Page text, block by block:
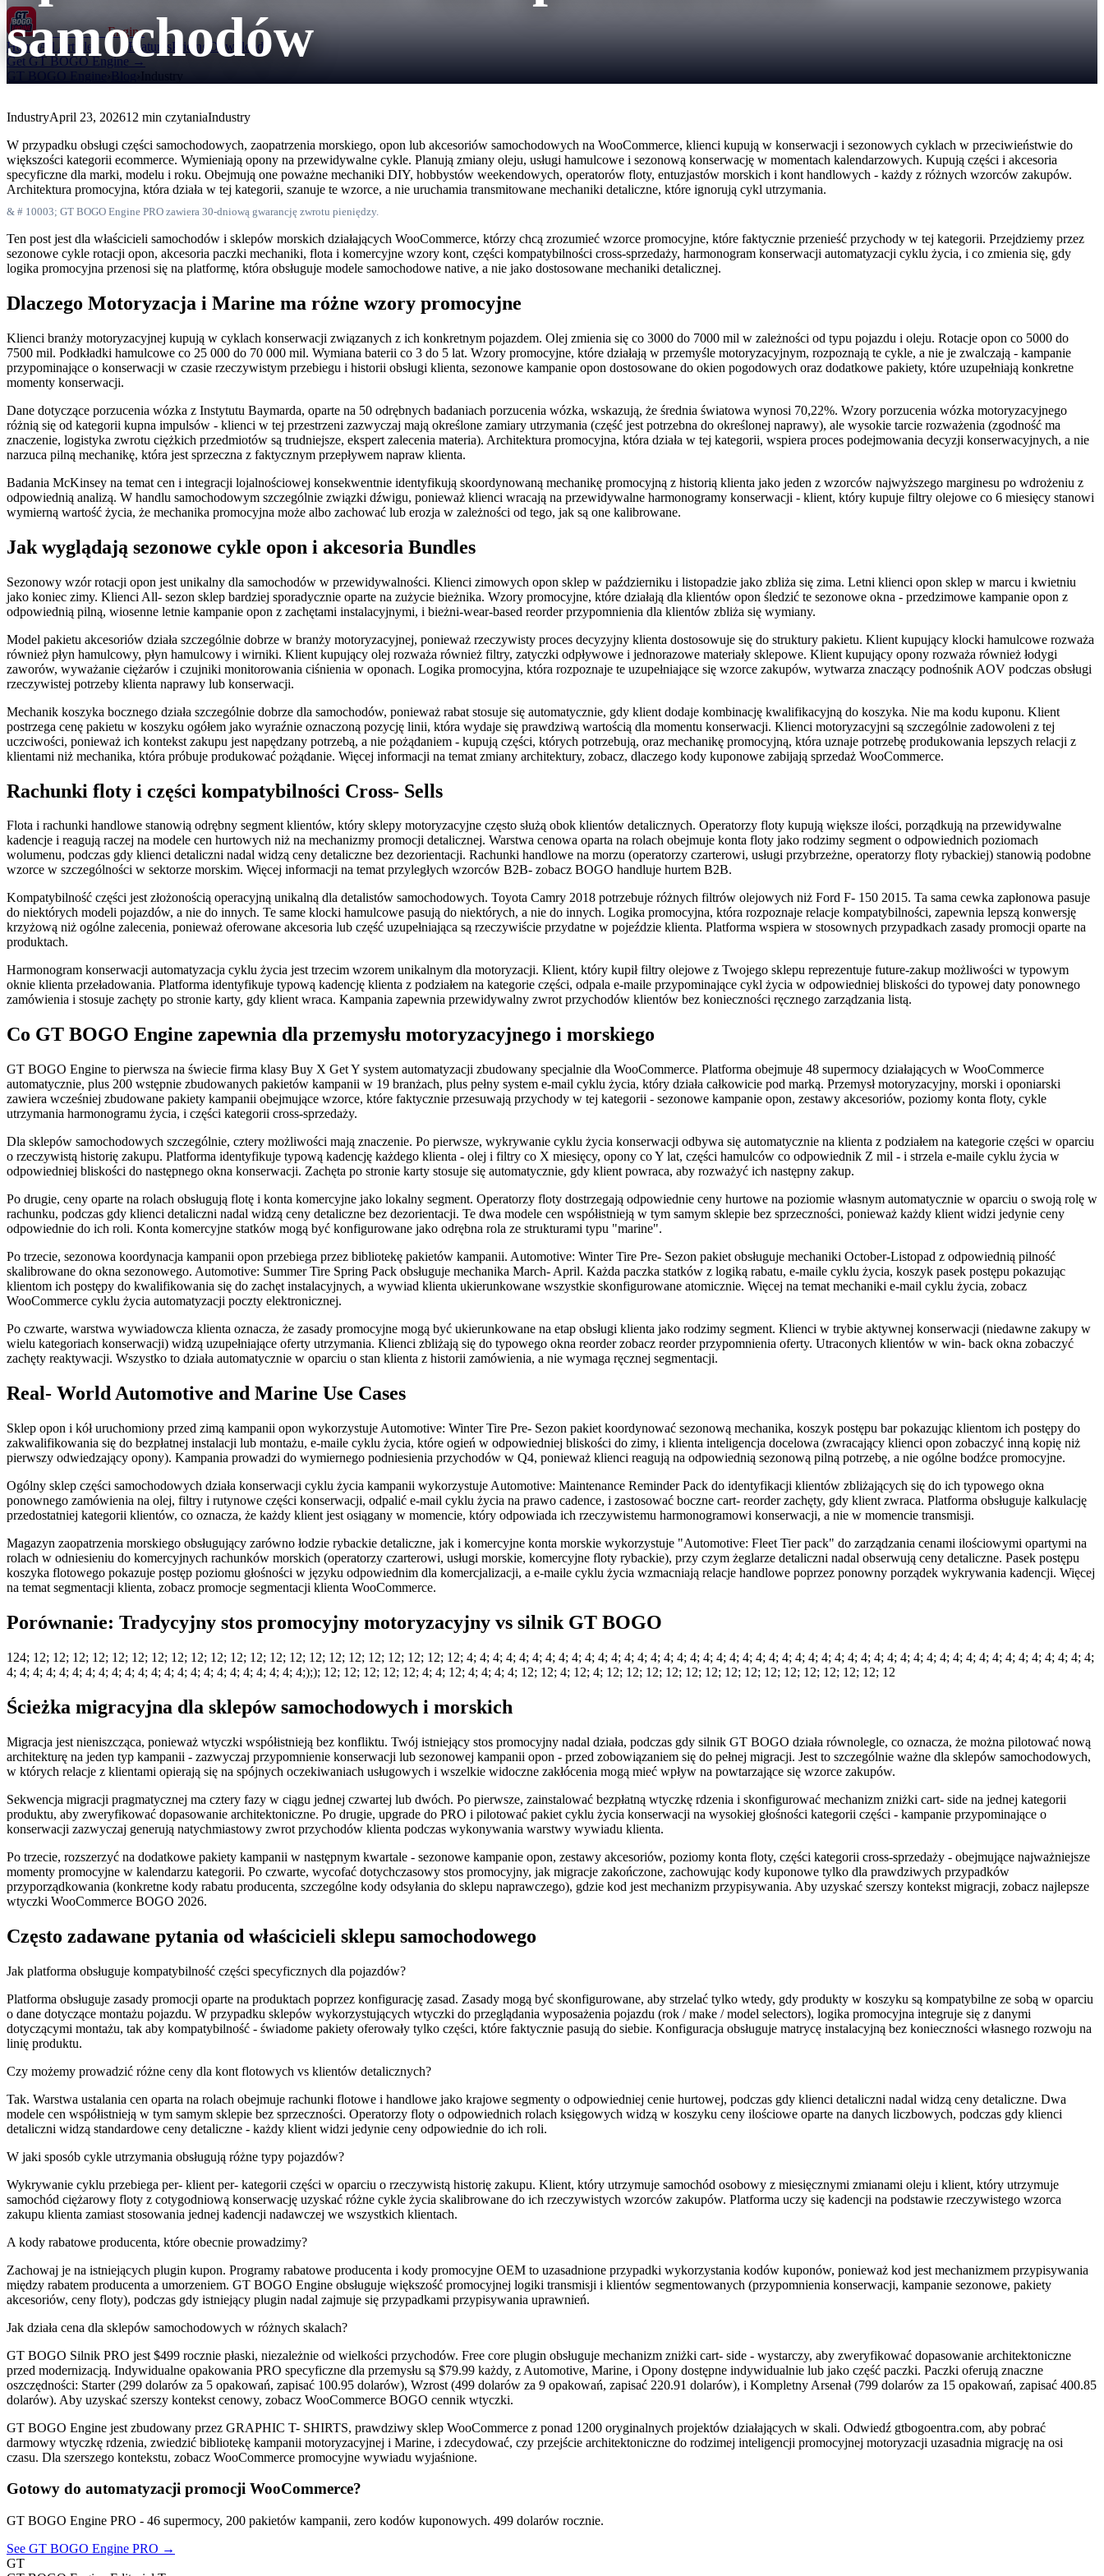
GT BOGOEngine
HomeAll Articles FeaturesPricing Downloads
Get GT BOGO Engine →
GT BOGO Engine ›Blog ›Industry
samochodów
IndustryApril 23, 202612 min czytaniaIndustry
W przypadku obsługi części samochodowych, zaopatrzenia morskiego, opon lub akcesoriów samochodowych na WooCommerce, klienci kupują w konserwacji i sezonowych cyklach w przeciwieństwie do
większości kategorii ecommerce. Wymieniają opony na przewidywalne cykle. Planują zmiany oleju, usługi hamulcowe i sezonową konserwację w momentach kalendarzowych. Kupują części i akcesoria
specyficzne dla marki, modelu i roku. Obejmują one poważne mechaniki DIY, hobbystów weekendowych, operatorów floty, entuzjastów morskich i kont handlowych - każdy z różnych wzorców zakupów.
Architektura promocyjna, która działa w tej kategorii, szanuje te wzorce, a nie uruchamia transmitowane mechaniki detaliczne, które ignorują cykl utrzymania.
& # 10003; GT BOGO Engine PRO zawiera 30-dniową gwarancję zwrotu pieniędzy.
Ten post jest dla właścicieli samochodów i sklepów morskich działających WooCommerce, którzy chcą zrozumieć wzorce promocyjne, które faktycznie przenieść przychody w tej kategorii. Przejdziemy przez
sezonowe cykle rotacji opon, akcesoria paczki mechaniki, flota i komercyjne wzory kont, części kompatybilności cross-sprzedaży, harmonogram konserwacji automatyzacji cyklu życia, i co zmienia się, gdy
logika promocyjna przenosi się na platformę, która obsługuje modele samochodowe native, a nie jako dostosowane mechaniki detalicznej.
Dlaczego Motoryzacja i Marine ma różne wzory promocyjne
Klienci branży motoryzacyjnej kupują w cyklach konserwacji związanych z ich konkretnym pojazdem. Olej zmienia się co 3000 do 7000 mil w zależności od typu pojazdu i oleju. Rotacje opon co 5000 do
7500 mil. Podkładki hamulcowe co 25 000 do 70 000 mil. Wymiana baterii co 3 do 5 lat. Wzory promocyjne, które działają w przemyśle motoryzacyjnym, rozpoznają te cykle, a nie je zwalczają - kampanie
przypominające o konserwacji w czasie rzeczywistym przebiegu i historii obsługi klienta, sezonowe kampanie opon dostosowane do okien pogodowych oraz dodatkowe pakiety, które uzupełniają konkretne
momenty konserwacji.
Dane dotyczące porzucenia wózka z Instytutu Baymarda, oparte na 50 odrębnych badaniach porzucenia wózka, wskazują, że średnia światowa wynosi 70,22%. Wzory porzucenia wózka motoryzacyjnego
różnią się od kategorii kupna impulsów - klienci w tej przestrzeni zazwyczaj mają określone zamiary utrzymania (część jest potrzebna do określonej naprawy), ale wysokie tarcie rozważenia (zgodność ma
znaczenie, logistyka zwrotu ciężkich przedmiotów są trudniejsze, ekspert zalecenia materia). Architektura promocyjna, która działa w tej kategorii, wspiera proces podejmowania decyzji konserwacyjnych, a nie
narzuca pilną mechanikę, która jest sprzeczna z faktycznym przepływem napraw klienta.
Badania McKinsey na temat cen i integracji lojalnościowej konsekwentnie identyfikują skoordynowaną mechanikę promocyjną z historią klienta jako jeden z wzorców najwyższego marginesu po wdrożeniu z
odpowiednią analizą. W handlu samochodowym szczególnie związki dźwigu, ponieważ klienci wracają na przewidywalne harmonogramy konserwacji - klient, który kupuje filtry olejowe co 6 miesięcy stanowi
wymierną wartość życia, że mechanika promocyjna może albo zachować lub erozja w zależności od tego, jak są one kalibrowane.
Jak wyglądają sezonowe cykle opon i akcesoria Bundles
Sezonowy wzór rotacji opon jest unikalny dla samochodów w przewidywalności. Klienci zimowych opon sklep w październiku i listopadzie jako zbliża się zima. Letni klienci opon sklep w marcu i kwietniu
jako koniec zimy. Klienci All- sezon sklep bardziej sporadycznie oparte na zużycie bieżnika. Wzory promocyjne, które działają dla klientów opon śledzić te sezonowe okna - przedzimowe kampanie opon z
odpowiednią pilną, wiosenne letnie kampanie opon z zachętami instalacyjnymi, i bieżni-wear-based reorder przypomnienia dla klientów zbliża się wymiany.
Model pakietu akcesoriów działa szczególnie dobrze w branży motoryzacyjnej, ponieważ rzeczywisty proces decyzyjny klienta dostosowuje się do struktury pakietu. Klient kupujący klocki hamulcowe rozważa
również płyn hamulcowy, płyn hamulcowy i wirniki. Klient kupujący olej rozważa również filtry, zatyczki odpływowe i jednorazowe materiały sklepowe. Klient kupujący opony rozważa również łodygi
zaworów, wyważanie ciężarów i czujniki monitorowania ciśnienia w oponach. Logika promocyjna, która rozpoznaje te uzupełniające się wzorce zakupów, wytwarza znaczący podnośnik AOV podczas obsługi
rzeczywistej potrzeby klienta naprawy lub konserwacji.
Mechanik koszyka bocznego działa szczególnie dobrze dla samochodów, ponieważ rabat stosuje się automatycznie, gdy klient dodaje kombinację kwalifikacyjną do koszyka. Nie ma kodu kuponu. Klient
postrzega cenę pakietu w koszyku ogółem jako wyraźnie oznaczoną pozycję linii, która wydaje się prawdziwą wartością dla momentu konserwacji. Klienci motoryzacyjni są szczególnie zadowoleni z tej
uczciwości, ponieważ ich kontekst zakupu jest napędzany potrzebą, a nie pożądaniem - kupują części, których potrzebują, oraz mechanikę promocyjną, która uznaje potrzebę produkowania lepszych relacji z
klientami niż mechanika, która próbuje produkować pożądanie. Więcej informacji na temat zmiany architektury, zobacz, dlaczego kody kuponowe zabijają sprzedaż WooCommerce.
Rachunki floty i części kompatybilności Cross- Sells
Flota i rachunki handlowe stanowią odrębny segment klientów, który sklepy motoryzacyjne często służą obok klientów detalicznych. Operatorzy floty kupują większe ilości, porządkują na przewidywalne
kadencje i reagują raczej na modele cen hurtowych niż na mechanizmy promocji detalicznej. Warstwa cenowa oparta na rolach obejmuje konta floty jako rodzimy segment o odpowiednich poziomach
wolumenu, podczas gdy klienci detaliczni nadal widzą ceny detaliczne bez dezorientacji. Rachunki handlowe na morzu (operatorzy czarterowi, usługi przybrzeżne, operatorzy floty rybackiej) stanowią podobne
wzorce w szczególności w sektorze morskim. Więcej informacji na temat przyległych wzorców B2B- zobacz BOGO handluje hurtem B2B.
Kompatybilność części jest złożonością operacyjną unikalną dla detalistów samochodowych. Toyota Camry 2018 potrzebuje różnych filtrów olejowych niż Ford F- 150 2015. Ta sama cewka zapłonowa pasuje
do niektórych modeli pojazdów, a nie do innych. Te same klocki hamulcowe pasują do niektórych, a nie do innych. Logika promocyjna, która rozpoznaje relacje kompatybilności, zapewnia lepszą konwersję
krzyżową niż ogólne zalecenia, ponieważ oferowane akcesoria lub część uzupełniająca są rzeczywiście przydatne w pojeździe klienta. Platforma wspiera w stosownych przypadkach zasady promocji oparte na
produktach.
Harmonogram konserwacji automatyzacja cyklu życia jest trzecim wzorem unikalnym dla motoryzacji. Klient, który kupił filtry olejowe z Twojego sklepu reprezentuje future-zakup możliwości w typowym
oknie klienta przeładowania. Platforma identyfikuje typową kadencję klienta z podziałem na kategorie części, odpala e-maile przypominające cykl życia w odpowiedniej bliskości do typowej daty ponownego
zamówienia i stosuje zachęty po stronie karty, gdy klient wraca. Kampania zapewnia przewidywalny zwrot przychodów klientów bez konieczności ręcznego zarządzania listą.
Co GT BOGO Engine zapewnia dla przemysłu motoryzacyjnego i morskiego
GT BOGO Engine to pierwsza na świecie firma klasy Buy X Get Y system automatyzacji zbudowany specjalnie dla WooCommerce. Platforma obejmuje 48 supermocy działających w WooCommerce
automatycznie, plus 200 wstępnie zbudowanych pakietów kampanii w 19 branżach, plus pełny system e-mail cyklu życia, który działa całkowicie pod marką. Przemysł motoryzacyjny, morski i oponiarski
zawiera wcześniej zbudowane pakiety kampanii obejmujące wzorce, które faktycznie przesuwają przychody w tej kategorii - sezonowe kampanie opon, zestawy akcesoriów, poziomy konta floty, cykle
utrzymania harmonogramu życia, i części kategorii cross-sprzedaży.
Dla sklepów samochodowych szczególnie, cztery możliwości mają znaczenie. Po pierwsze, wykrywanie cyklu życia konserwacji odbywa się automatycznie na klienta z podziałem na kategorie części w oparciu
o rzeczywistą historię zakupu. Platforma identyfikuje typową kadencję każdego klienta - olej i filtry co X miesięcy, opony co Y lat, części hamulców co odpowiednik Z mil - i strzela e-maile cyklu życia w
odpowiedniej bliskości do następnego okna konserwacji. Zachęta po stronie karty stosuje się automatycznie, gdy klient powraca, aby rozważyć ich następny zakup.
Po drugie, ceny oparte na rolach obsługują flotę i konta komercyjne jako lokalny segment. Operatorzy floty dostrzegają odpowiednie ceny hurtowe na poziomie własnym automatycznie w oparciu o swoją rolę w
rachunku, podczas gdy klienci detaliczni nadal widzą ceny detaliczne bez dezorientacji. Te dwa modele cen współistnieją w tym samym sklepie bez sprzeczności, ponieważ każdy klient widzi jedynie ceny
odpowiednie do ich roli. Konta komercyjne statków mogą być konfigurowane jako odrębna rola ze strukturami typu "marine".
Po trzecie, sezonowa koordynacja kampanii opon przebiega przez bibliotekę pakietów kampanii. Automotive: Winter Tire Pre- Sezon pakiet obsługuje mechaniki October-Listopad z odpowiednią pilność
skalibrowane do okna sezonowego. Automotive: Summer Tire Spring Pack obsługuje mechanika March- April. Każda paczka statków z logiką rabatu, e-maile cyklu życia, koszyk pasek postępu pokazując
klientom ich postępy do kwalifikowania się do zachęt instalacyjnych, a wywiad klienta ukierunkowane wszystkie skonfigurowane atomicznie. Więcej na temat mechaniki e-mail cyklu życia, zobacz
WooCommerce cyklu życia automatyzacji poczty elektronicznej.
Po czwarte, warstwa wywiadowcza klienta oznacza, że zasady promocyjne mogą być ukierunkowane na etap obsługi klienta jako rodzimy segment. Klienci w trybie aktywnej konserwacji (niedawne zakupy w
wielu kategoriach konserwacji) widzą uzupełniające oferty utrzymania. Klienci zbliżają się do typowego okna reorder zobacz reorder przypomnienia oferty. Utraconych klientów w win- back okna zobaczyć
zachęty reaktywacji. Wszystko to działa automatycznie w oparciu o stan klienta z historii zamówienia, a nie wymaga ręcznej segmentacji.
Real- World Automotive and Marine Use Cases
Sklep opon i kół uruchomiony przed zimą kampanii opon wykorzystuje Automotive: Winter Tire Pre- Sezon pakiet koordynować sezonową mechanika, koszyk postępu bar pokazując klientom ich postępy do
zakwalifikowania się do bezpłatnej instalacji lub montażu, e-maile cyklu życia, które ogień w odpowiedniej bliskości do zimy, i klienta inteligencja docelowa (zwracający klienci opon zobaczyć inną kopię niż
pierwszy odwiedzający opony). Kampania prowadzi do wymiernego podniesienia przychodów w Q4, ponieważ klienci reagują na odpowiednią sezonową pilną potrzebę, a nie ogólne bodźce promocyjne.
Ogólny sklep części samochodowych działa konserwacji cyklu życia kampanii wykorzystuje Automotive: Maintenance Reminder Pack do identyfikacji klientów zbliżających się do ich typowego okna
ponownego zamówienia na olej, filtry i rutynowe części konserwacji, odpalić e-mail cyklu życia na prawo cadence, i zastosować boczne cart- reorder zachęty, gdy klient zwraca. Platforma obsługuje kalkulację
przedostatniej kategorii klientów, co oznacza, że każdy klient jest osiągany w momencie, który odpowiada ich rzeczywistemu harmonogramowi konserwacji, a nie w momencie transmisji.
Magazyn zaopatrzenia morskiego obsługujący zarówno łodzie rybackie detaliczne, jak i komercyjne konta morskie wykorzystuje "Automotive: Fleet Tier pack" do zarządzania cenami ilościowymi opartymi na
rolach w odniesieniu do komercyjnych rachunków morskich (operatorzy czarterowi, usługi morskie, komercyjne floty rybackie), przy czym żeglarze detaliczni nadal obserwują ceny detaliczne. Pasek postępu
koszyka flotowego pokazuje postęp poziomu głośności w języku odpowiednim dla komercjalizacji, a e-maile cyklu życia wzmacniają relacje handlowe poprzez ponowny porządek wykrywania kadencji. Więcej
na temat segmentacji klienta, zobacz promocje segmentacji klienta WooCommerce.
Porównanie: Tradycyjny stos promocyjny motoryzacyjny vs silnik GT BOGO
124; 12; 12; 12; 12; 12; 12; 12; 12; 12; 12; 12; 12; 12; 12; 12; 12; 12; 12; 12; 12; 12; 12; 4; 4; 4; 4; 4; 4; 4; 4; 4; 4; 4; 4; 4; 4; 4; 4; 4; 4; 4; 4; 4; 4; 4; 4; 4; 4; 4; 4; 4; 4; 4; 4; 4; 4; 4; 4; 4; 4; 4; 4; 4; 4; 4; 4; 4; 4; 4; 4;
4; 4; 4; 4; 4; 4; 4; 4; 4; 4; 4; 4; 4; 4; 4; 4; 4; 4; 4; 4; 4; 4; 4;);); 12; 12; 12; 12; 12; 4; 4; 12; 4; 4; 4; 4; 12; 12; 4; 12; 4; 12; 12; 12; 12; 12; 12; 12; 12; 12; 12; 12; 12; 12; 12; 12
Ścieżka migracyjna dla sklepów samochodowych i morskich
Migracja jest nieniszcząca, ponieważ wtyczki współistnieją bez konfliktu. Twój istniejący stos promocyjny nadal działa, podczas gdy silnik GT BOGO działa równolegle, co oznacza, że można pilotować nową
architekturę na jeden typ kampanii - zazwyczaj przypomnienie konserwacji lub sezonowej kampanii opon - przed zobowiązaniem się do pełnej migracji. Jest to szczególnie ważne dla sklepów samochodowych,
w których relacje z klientami opierają się na spójnych oczekiwaniach usługowych i wszelkie widoczne zakłócenia mogą mieć wpływ na powtarzające się wzorce zakupów.
Sekwencja migracji pragmatycznej ma cztery fazy w ciągu jednej czwartej lub dwóch. Po pierwsze, zainstalować bezpłatną wtyczkę rdzenia i skonfigurować mechanizm zniżki cart- side na jednej kategorii
produktu, aby zweryfikować dopasowanie architektoniczne. Po drugie, upgrade do PRO i pilotować pakiet cyklu życia konserwacji na wysokiej głośności kategorii części - kampanie przypominające o
konserwacji zazwyczaj generują natychmiastowy zwrot przychodów klienta podczas wykonywania warstwy wywiadu klienta.
Po trzecie, rozszerzyć na dodatkowe pakiety kampanii w następnym kwartale - sezonowe kampanie opon, zestawy akcesoriów, poziomy konta floty, części kategorii cross-sprzedaży - obejmujące najważniejsze
momenty promocyjne w kalendarzu kategorii. Po czwarte, wycofać dotychczasowy stos promocyjny, jak migracje zakończone, zachowując kody kuponowe tylko dla prawdziwych przypadków
przyporządkowania (konkretne kody rabatu producenta, szczególne kody odsyłania do sklepu naprawczego), gdzie kod jest mechanizm przypisywania. Aby uzyskać szerszy kontekst migracji, zobacz najlepsze
wtyczki WooCommerce BOGO 2026.
Często zadawane pytania od właścicieli sklepu samochodowego
Jak platforma obsługuje kompatybilność części specyficznych dla pojazdów?
Platforma obsługuje zasady promocji oparte na produktach poprzez konfigurację zasad. Zasady mogą być skonfigurowane, aby strzelać tylko wtedy, gdy produkty w koszyku są kompatybilne ze sobą w oparciu
o dane dotyczące montażu pojazdu. W przypadku sklepów wykorzystujących wtyczki do przeglądania wyposażenia pojazdu (rok / make / model selectors), logika promocyjna integruje się z danymi
dotyczącymi montażu, tak aby kompatybilność - świadome pakiety oferowały tylko części, które faktycznie pasują do siebie. Konfiguracja obsługuje matrycę instalacyjną bez konieczności własnego rozwoju na
linię produktu.
Czy możemy prowadzić różne ceny dla kont flotowych vs klientów detalicznych?
Tak. Warstwa ustalania cen oparta na rolach obejmuje rachunki flotowe i handlowe jako krajowe segmenty o odpowiedniej cenie hurtowej, podczas gdy klienci detaliczni nadal widzą ceny detaliczne. Dwa
modele cen współistnieją w tym samym sklepie bez sprzeczności. Operatorzy floty o odpowiednich rolach księgowych widzą w koszyku ceny ilościowe oparte na danych liczbowych, podczas gdy klienci
detaliczni widzą standardowe ceny detaliczne - każdy klient widzi jedynie ceny odpowiednie do ich roli.
W jaki sposób cykle utrzymania obsługują różne typy pojazdów?
Wykrywanie cyklu przebiega per- klient per- kategorii części w oparciu o rzeczywistą historię zakupu. Klient, który utrzymuje samochód osobowy z miesięcznymi zmianami oleju i klient, który utrzymuje
samochód ciężarowy floty z cotygodniową konserwację uzyskać różne cykle życia skalibrowane do ich rzeczywistych wzorców zakupów. Platforma uczy się kadencji na podstawie rzeczywistego wzorca
zakupu klienta zamiast stosowania jednej kadencji nadawczej we wszystkich klientach.
A kody rabatowe producenta, które obecnie prowadzimy?
Zachowaj je na istniejących plugin kupon. Programy rabatowe producenta i kody promocyjne OEM to uzasadnione przypadki wykorzystania kodów kuponów, ponieważ kod jest mechanizmem przypisywania
między rabatem producenta a umorzeniem. GT BOGO Engine obsługuje większość promocyjnej logiki transmisji i klientów segmentowanych (przypomnienia konserwacji, kampanie sezonowe, pakiety
akcesoriów, ceny floty), podczas gdy istniejący plugin nadal zajmuje się przypadkami przypisywania uprawnień.
Jak działa cena dla sklepów samochodowych w różnych skalach?
GT BOGO Silnik PRO jest $499 rocznie płaski, niezależnie od wielkości przychodów. Free core plugin obsługuje mechanizm zniżki cart- side - wystarczy, aby zweryfikować dopasowanie architektoniczne
przed modernizacją. Indywidualne opakowania PRO specyficzne dla przemysłu są $79.99 każdy, z Automotive, Marine, i Opony dostępne indywidualnie lub jako część paczki. Paczki oferują znaczne
oszczędności: Starter (299 dolarów za 5 opakowań, zapisać 100.95 dolarów), Wzrost (499 dolarów za 9 opakowań, zapisać 220.91 dolarów), i Kompletny Arsenał (799 dolarów za 15 opakowań, zapisać 400.85
dolarów). Aby uzyskać szerszy kontekst cenowy, zobacz WooCommerce BOGO cennik wtyczki.
GT BOGO Engine jest zbudowany przez GRAPHIC T- SHIRTS, prawdziwy sklep WooCommerce z ponad 1200 oryginalnych projektów działających w skali. Odwiedź gtbogoentra.com, aby pobrać
darmowy wtyczkę rdzenia, zwiedzić bibliotekę kampanii motoryzacyjnej i Marine, i zdecydować, czy przejście architektoniczne do rodzimej inteligencji promocyjnej motoryzacji uzasadnia migrację na osi
czasu. Dla szerszego kontekstu, zobacz WooCommerce promocyjne wywiadu wyjaśnione.
Gotowy do automatyzacji promocji WooCommerce?
GT BOGO Engine PRO - 46 supermocy, 200 pakietów kampanii, zero kodów kuponowych. 499 dolarów rocznie.
See GT BOGO Engine PRO →
GT